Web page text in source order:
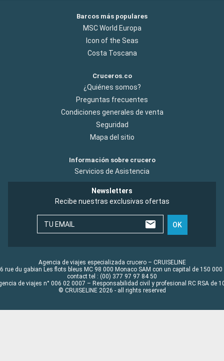
Barcos más populares
MSC World Europa
Icon of the Seas
Costa Toscana
Cruceros.co
¿Quiénes somos?
Preguntas frecuentes
Condiciones generales de venta
Seguridad
Mapa del sitio
Información sobre crucero
Servicios de Asistencia
Newsletters
Recibe nuestras exclusivas ofertas
TU EMAIL OK
Agencia de viajes especializada crucero – CRUISELINE
rue du gabian Les flots bleus MC 98 000 Monaco SAM con un capital de 150 000
contact tel : (00) 377 97 97 84 50
de viajes n° 006 02 0007 – Responsabilidad civil y profesional RC RSA de
© CRUISELINE 2026 - all rights reserved